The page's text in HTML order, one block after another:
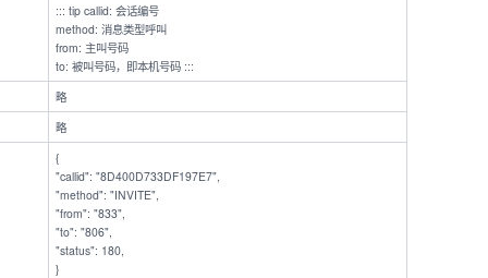
::: tip callid: 会话编号
method: 消息类型呼叫
from: 主叫号码
to: 被叫号码，即本机号码 :::
略
略
{
"callid": "8D400D733DF197E7",
"method": "INVITE",
"from": "833",
"to": "806",
"status": 180,
}